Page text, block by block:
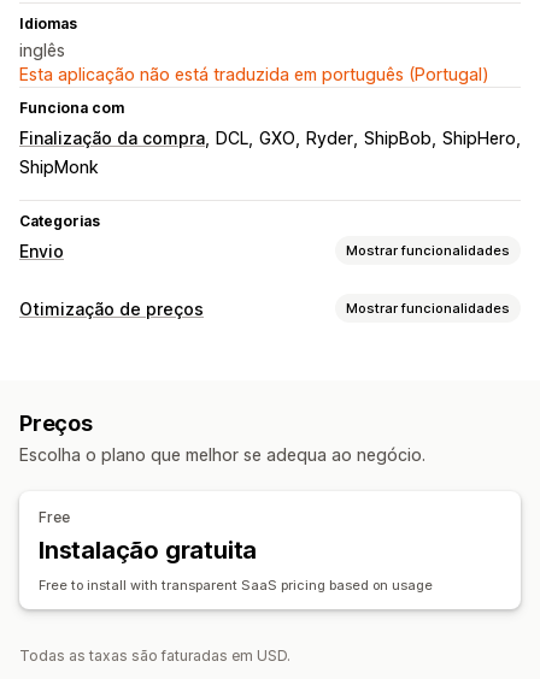
Idiomas
inglês
Esta aplicação não está traduzida em português (Portugal)
Funciona com
Finalização da compra DCL GXO Ryder ShipBob ShipHero
ShipMonk
Categorias
Envio Mostrar funcionalidades
Etiquetas e embalagens
Multilingue
Sincronização de encomendas
Página de rastreio com a marca
Otimização de preços Mostrar funcionalidades
Preços personalizados
Análise de dados
Preços
Escolha o plano que melhor se adequa ao negócio.
Free
Instalação gratuita
Free to install with transparent SaaS pricing based on usage
Todas as taxas são faturadas em USD.